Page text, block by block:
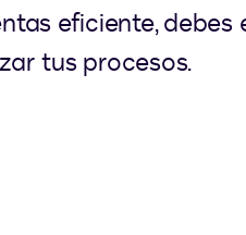
eficiente,
tus procesos.